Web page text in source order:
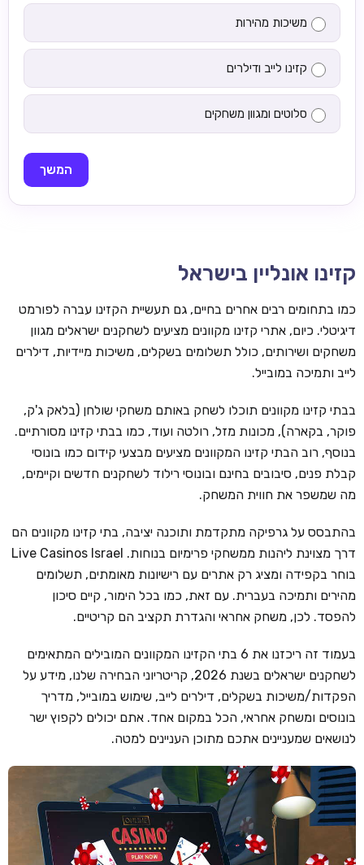
משיכות מהירות
קזינו לייב ודילרים
סלוטים ומגוון משחקים
המשך
קזינו אונליין בישראל
כמו בתחומים רבים אחרים בחיים, גם תעשיית הקזינו עברה לפורמט
דיגיטלי. כיום, אתרי קזינו מקוונים מציעים לשחקנים ישראלים מגוון
משחקים ושירותים, כולל תשלומים בשקלים, משיכות מיידיות, דילרים
לייב ותמיכה במובייל.
בבתי קזינו מקוונים תוכלו לשחק באותם משחקי שולחן (בלאק ג'ק,
פוקר, בקארה), מכונות מזל, רולטה ועוד, כמו בבתי קזינו מסורתיים.
בנוסף, רוב הבתי קזינו המקוונים מציעים מבצעי קידום כמו בונוסי
קבלת פנים, סיבובים בחינם ובונוסי רילוד לשחקנים חדשים וקיימים,
מה שמשפר את חווית המשחק.
בהתבסס על גרפיקה מתקדמת ותוכנה יציבה, בתי קזינו מקוונים הם
דרך מצוינת ליהנות ממשחקי פרימיום בנוחות. Live Casinos Israel
בוחר בקפידה ומציג רק אתרים עם רישיונות מאומתים, תשלומים
מהירים ותמיכה בעברית. עם זאת, כמו בכל הימור, קיים סיכון
להפסד. לכן, משחק אחראי והגדרת תקציב הם קריטיים.
בעמוד זה ריכזנו את 6 בתי הקזינו המקוונים המובילים המתאימים
לשחקנים ישראלים בשנת 2026, קריטריוני הבחירה שלנו, מידע על
הפקדות/משיכות בשקלים, דילרים לייב, שימוש במובייל, מדריך
בונוסים ומשחק אחראי, הכל במקום אחד. אתם יכולים לקפוץ ישר
לנושאים שמעניינים אתכם מתוכן העניינים למטה.